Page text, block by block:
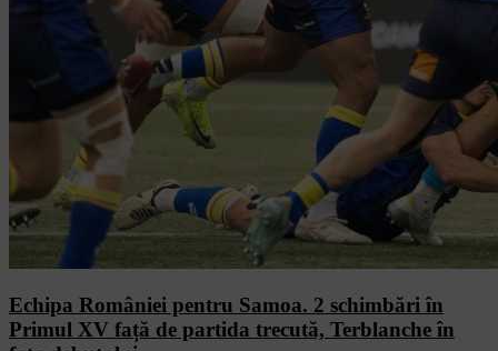
Echipa României pentru Samoa. 2 schimbări în
Primul XV față de partida trecută, Terblanche în